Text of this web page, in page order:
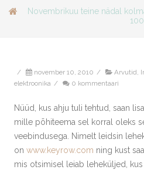
Novembrikuu teine nädal
100
/ november 10, 2010 /
Arvutid,
elektroonika / 0 kommentaari
Nüüd, kus ahju tuli tehtud, saan
mille põhiteema sel korral oleks
veebindusega. Nimelt leidsin
on www.keyrow.com ning kust
mis otsimisel leiab leheküljed,